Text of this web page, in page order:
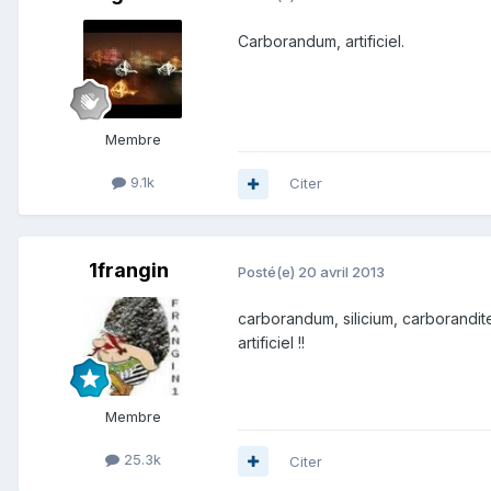
Membre
9.1k
Carborandum, artificiel.
Citer
1frangin
Membre
25.3k
Posté(e) 20 avril 2013
carborandum, silicium,
artificiel !!
Citer